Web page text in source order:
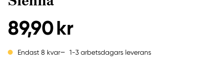
89,90 kr
Endast 8 kvar 1-3 arbetsdagars leverans